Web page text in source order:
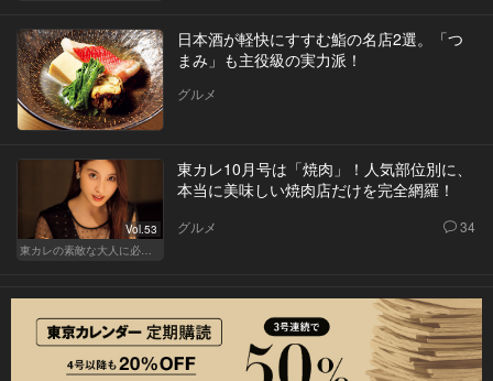
日本酒が軽快にすすむ鮨の名店2選。「つ
まみ」も主役級の実力派！
グルメ
Vol.53
東カレの素敵な大人に必要なこと
東カレ10月号は「焼肉」！人気部位別に、
本当に美味しい焼肉店だけを完全網羅！
グルメ 34